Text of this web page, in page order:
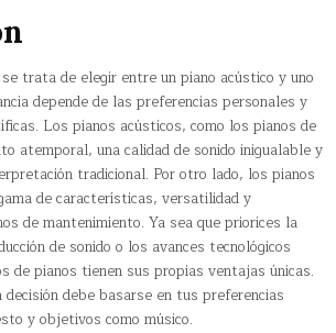
trata de elegir entre un piano acústico y uno
depende de las preferencias personales y
Los pianos acústicos, como los pianos de
atemporal, una calidad de sonido inigualable y
tradicional. Por otro lado, los pianos
de características, versatilidad y
de mantenimiento. Ya sea que priorices la
de sonido o los avances tecnológicos
de pianos tienen sus propias ventajas únicas.
debe basarse en tus preferencias
y objetivos como músico.